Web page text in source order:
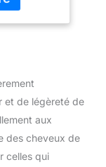
à
100 %
garantit
propres
sans
vos
créant
et de légèreté de
aux
des cheveux de
celles qui